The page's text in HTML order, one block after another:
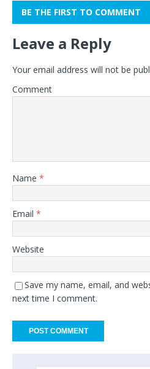
BE THE FIRST TO COMMENT
Leave a Reply
Your email address will not be
Comment
Name *
Email *
Website
Save my name, email, and
next time I comment.